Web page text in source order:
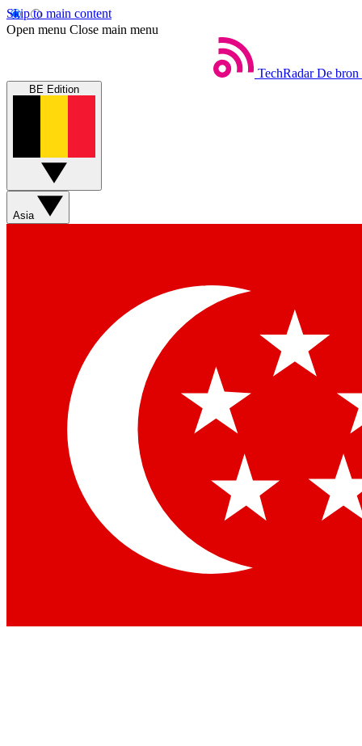
Skip to main content
Open menu Close main menu
TechRadar De bron
BE Edition
Asia